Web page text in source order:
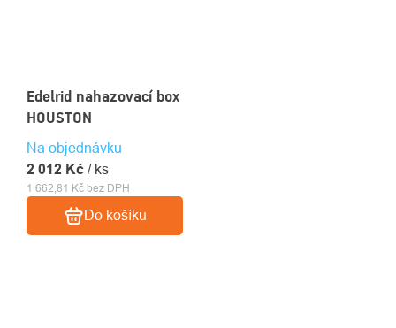
Edelrid nahazovací box
HOUSTON
Na objednávku
1 662,81 Kč bez DPH
2 012 Kč / ks
Do košíku